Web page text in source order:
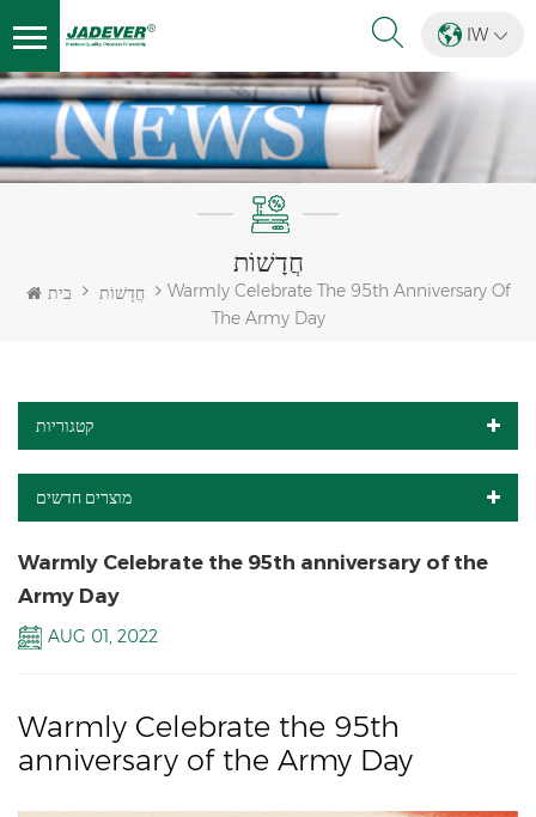
IW
חֲדָשׁוֹת
בית חֲדָשׁוֹת
Warmly Celebrate The 95th Anniversary Of
The Army Day
קטגוריות
מוצרים חדשים
Warmly Celebrate the 95th anniversary of the
Army Day
AUG 01, 2022
Warmly Celebrate the 95th
anniversary of the Army Day